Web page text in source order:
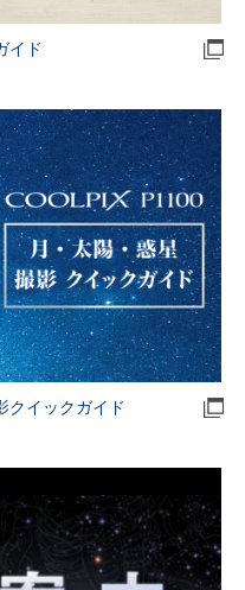
イド
クイックガイド